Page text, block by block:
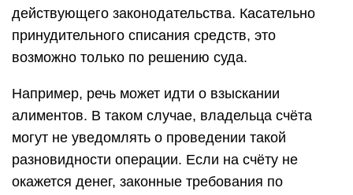
действующего законодательства. Касательно
принудительного списания средств, это
возможно только по решению суда.
Например, речь может идти о взыскании
алиментов. В таком случае, владельца счёта
могут не уведомлять о проведении такой
разновидности операции. Если на счёту не
окажется денег, законные требования по